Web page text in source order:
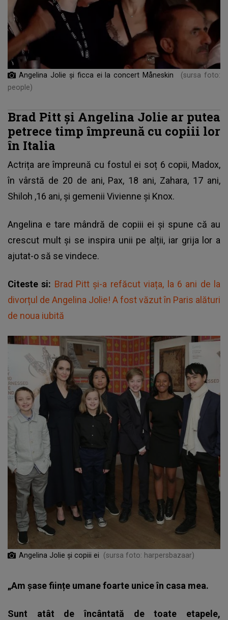
Angelina Jolie și ficca ei la concert Måneskin
(sursa foto:
people)
Brad Pitt și Angelina Jolie ar putea
petrece timp împreună cu copiii lor
în Italia
Actrița are împreună cu fostul ei soț 6 copii, Madox,
în vârstă de 20 de ani, Pax, 18 ani, Zahara, 17 ani,
Shiloh ,16 ani, și gemenii Vivienne și Knox.
Angelina e tare mândră de copiii ei și spune că au
crescut mult și se inspira unii pe alții, iar grija lor a
ajutat-o să se vindece.
Citeste si: Brad Pitt și-a refăcut viața, la 6 ani de la
divorțul de Angelina Jolie! A fost văzut în Paris alături
de noua iubită
Angelina Jolie și copiii ei (sursa foto: harpersbazaar)
„Am șase ființe umane foarte unice în casa mea.
Sunt atât de încântată de toate etapele,